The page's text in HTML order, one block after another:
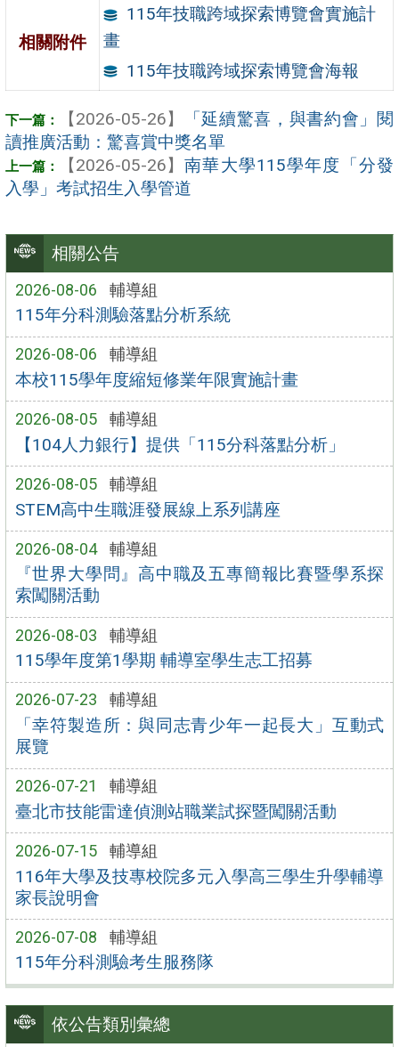
相關公告
2026-08-06 輔導組
115年分科測驗落點分析系統
2026-08-06 輔導組
本校115學年度縮短修業年限實施計畫
2026-08-05 輔導組
【104人力銀行】提供「115分科落點分析」
2026-08-05 輔導組
STEM高中生職涯發展線上系列講座
2026-08-04 輔導組
『世界大學問』高中職及五專簡報比賽暨學系探
索闖關活動
2026-08-03 輔導組
115學年度第1學期 輔導室學生志工招募
2026-07-23 輔導組
「幸符製造所：與同志青少年一起長大」互動式
展覽
2026-07-21 輔導組
臺北市技能雷達偵測站職業試探暨闖關活動
2026-07-15 輔導組
116年大學及技專校院多元入學高三學生升學輔導
家長說明會
2026-07-08 輔導組
115年分科測驗考生服務隊
依公告類別彙總
相關附件
115年技職跨域探索博覽會實施計
畫
115年技職跨域探索博覽會海報
【2026-05-26】
「延續驚喜，與書約會」閱
讀推廣活動：驚喜賞中獎名單
【2026-05-26】 南華大學115學年度「分發
入學」考試招生入學管道